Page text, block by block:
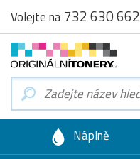
Volejte na732 630 662
Náplně